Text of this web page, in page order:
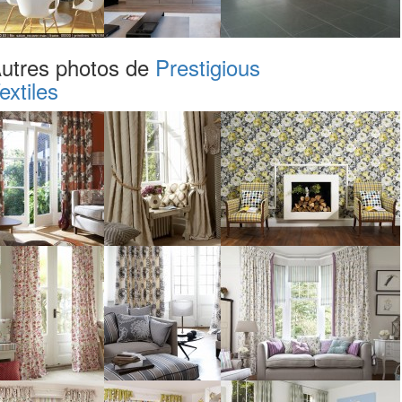
photos de Prestigious